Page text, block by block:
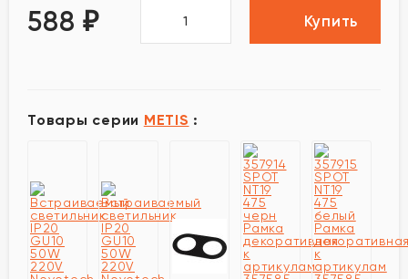
588 ₽ Купить
Товары серии METIS :